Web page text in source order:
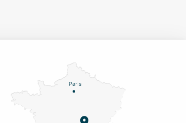
Paris